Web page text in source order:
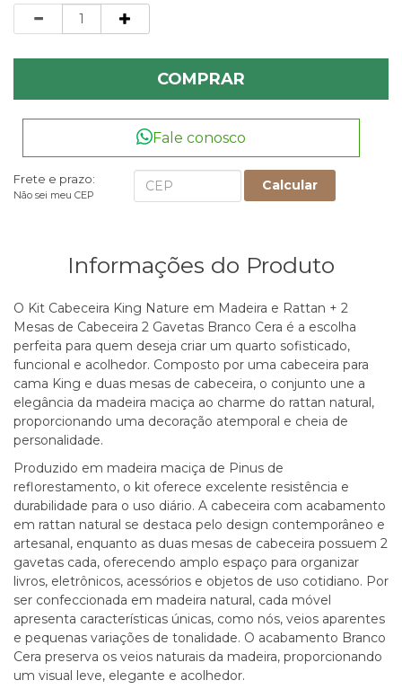
Quantidade
COMPRAR
Fale conosco
Frete e prazo:
Não sei meu CEP
Calcular
Informações do Produto
O Kit Cabeceira King Nature em Madeira e Rattan + 2
Mesas de Cabeceira 2 Gavetas Branco Cera é a escolha
perfeita para quem deseja criar um quarto sofisticado,
funcional e acolhedor. Composto por uma cabeceira para
cama King e duas mesas de cabeceira, o conjunto une a
elegância da madeira maciça ao charme do rattan natural,
proporcionando uma decoração atemporal e cheia de
personalidade.
Produzido em madeira maciça de Pinus de
reflorestamento, o kit oferece excelente resistência e
durabilidade para o uso diário. A cabeceira com acabamento
em rattan natural se destaca pelo design contemporâneo e
artesanal, enquanto as duas mesas de cabeceira possuem 2
gavetas cada, oferecendo amplo espaço para organizar
livros, eletrônicos, acessórios e objetos de uso cotidiano. Por
ser confeccionada em madeira natural, cada móvel
apresenta características únicas, como nós, veios aparentes
e pequenas variações de tonalidade. O acabamento Branco
Cera preserva os veios naturais da madeira, proporcionando
um visual leve, elegante e acolhedor.